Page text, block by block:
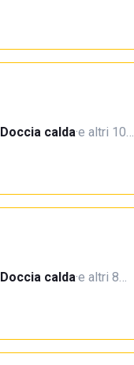
Doccia calda·e altri 10…
Doccia calda·e altri 8…